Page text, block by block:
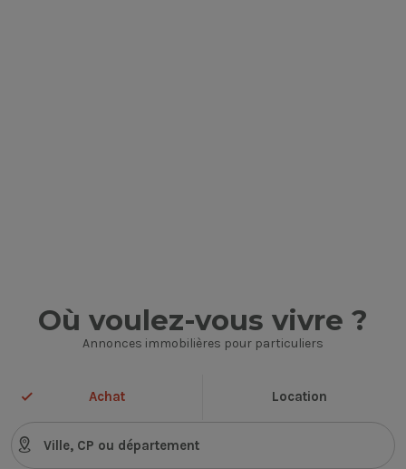
Où voulez-vous vivre ?
Annonces immobilières pour particuliers
Achat Location